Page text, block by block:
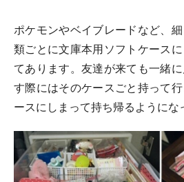
ポケモンやベイブレードなど、
類ごとに文庫本用ソフトケース
てあります。友達が来ても一緒
す際にはそのケースごと持って
ースにしまって持ち帰るようにな